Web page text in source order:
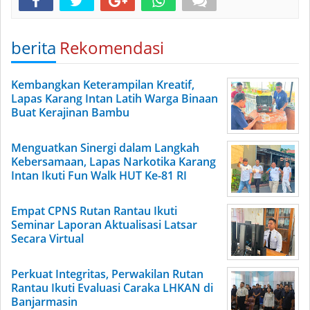
berita Rekomendasi
Kembangkan Keterampilan Kreatif,
Lapas Karang Intan Latih Warga Binaan
Buat Kerajinan Bambu
Menguatkan Sinergi dalam Langkah
Kebersamaan, Lapas Narkotika Karang
Intan Ikuti Fun Walk HUT Ke-81 RI
Empat CPNS Rutan Rantau Ikuti
Seminar Laporan Aktualisasi Latsar
Secara Virtual
Perkuat Integritas, Perwakilan Rutan
Rantau Ikuti Evaluasi Caraka LHKAN di
Banjarmasin